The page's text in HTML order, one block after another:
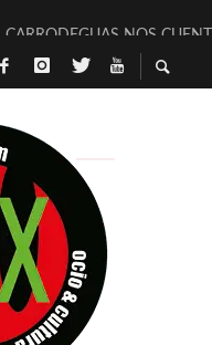
CARRODEGUAS NOS
DE GUAPES] DE SANDRA
DEL DIRECTOR
NADA) DE LA KATARSIS
MILITARES JUDÍAS EN
REINVENTAN [BITÁCORA
PRESENTA EN EXVITA